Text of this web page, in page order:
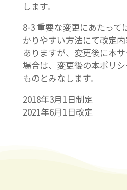
します。
8-3 重要な変更にあたって
かりやすい方法にて改定
ありますが、変更後に本
場合は、変更後の本ポリ
ものとみなします。
2018年3月1日制定
2021年6月1日改定